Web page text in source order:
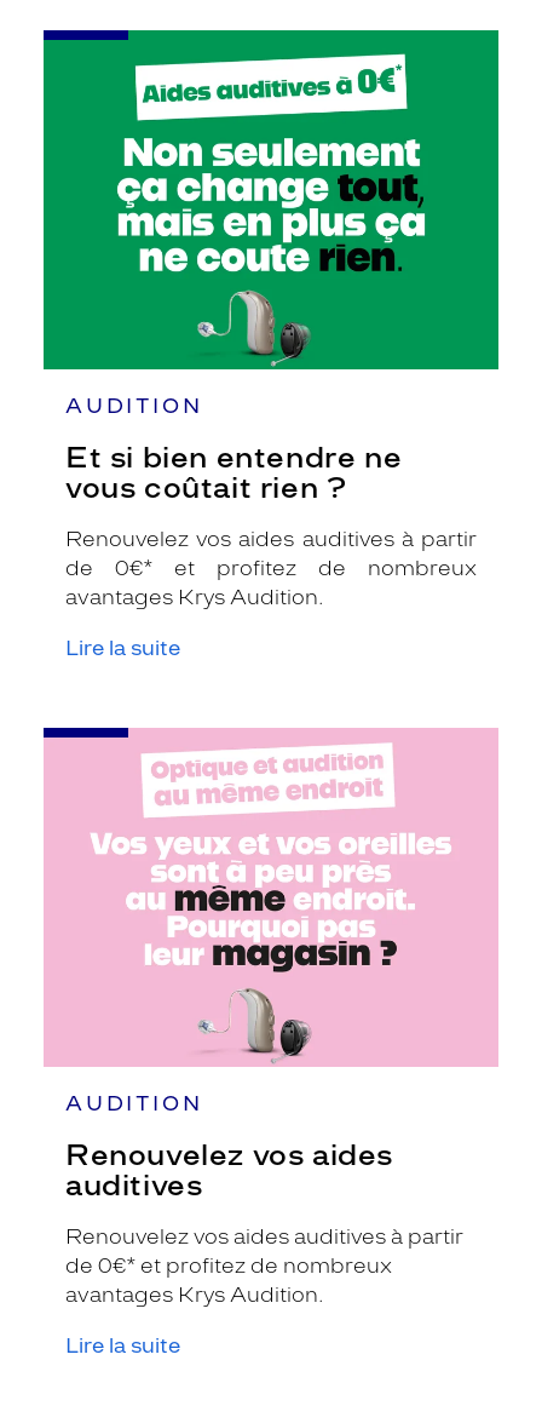
AUDITION
Et si bien entendre ne
vous coûtait rien ?
Renouvelez vos aides auditives à partir
de 0€* et profitez de nombreux
avantages Krys Audition.
Lire la suite
-
AUDITION
Renouvelez vos aides
auditives
Renouvelez vos aides auditives à partir
de 0€* et profitez de nombreux
avantages Krys Audition.
Lire la suite
-
Renouvelez